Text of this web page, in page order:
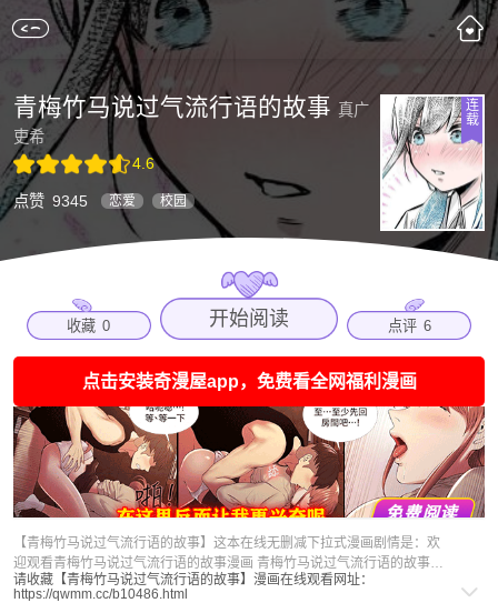
青梅竹马说过气流行语的故事 真广
吏希
4.6
点赞 9345 恋爱 校园
连
载
收藏 0 开始阅读 点评 6
点击安装奇漫屋app，免费看全网福利漫画
【青梅竹马说过气流行语的故事】这本在线无删减下拉式漫画剧情是：欢
迎观看青梅竹马说过气流行语的故事漫画 青梅竹马说过气流行语的故事漫
画画风独特，奇漫屋免费提供看青梅竹马说过气流行语的故事全集漫画下
拉式在线阅读，青梅竹马说过气流行语的故事作者是真广吏希创作的一本
请收藏【青梅竹马说过气流行语的故事】漫画在线观看网址：
https://qwmm.cc/b10486.html